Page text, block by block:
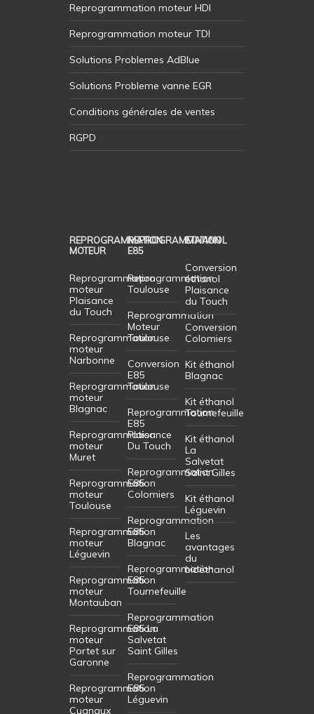
Reprogrammation moteur HDI
Reprogrammation moteur TDI
Solutions Problemes AdBlue
Solutions Probleme vanne EGR
Conditions générales de ventes
RGPD
REPROGRAMMATION
MOTEUR
Reprogrammation
moteur
Plaisance
du Touch
Reprogrammation
moteur
Narbonne
Reprogrammation
moteur
Blagnac
Reprogrammation
moteur
Muret
Reprogrammation
moteur
Toulouse
Reprogrammation
moteur
Léguevin
Reprogrammation
moteur
Montauban
Reprogrammation
moteur
Portet sur
Garonne
Reprogrammation
moteur
Cugnaux
REPROGRAMMATION
E85
Reprogrammation
Toulouse
Reprogrammation
Moteur
Toulouse
Conversion
E85
Toulouse
Reprogrammation
E85
Plaisance
Du Touch
Reprogrammation
E85
Colomiers
Reprogrammation
E85
Blagnac
Reprogrammation
E85
Tournefeuille
Reprogrammation
E85 La
Salvetat
Saint Gilles
Reprogrammation
E85
Léguevin
ETHANOL
Conversion
éthanol
Plaisance
du Touch
Conversion
Colomiers
Kit éthanol
Blagnac
Kit éthanol
Tournefeuille
Kit éthanol
La
Salvetat
Saint Gilles
Kit éthanol
Léguevin
Les
avantages
du
bioéthanol